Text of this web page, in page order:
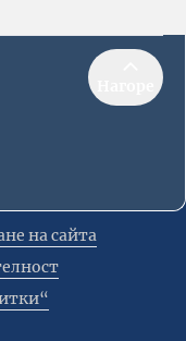
на сайта